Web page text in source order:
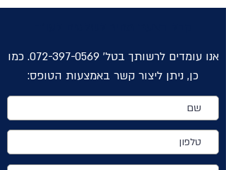
אנו עומדים לרשותך בטל' 072-397-0569. כמו
כן, ניתן ליצור קשר באמצעות הטופס: